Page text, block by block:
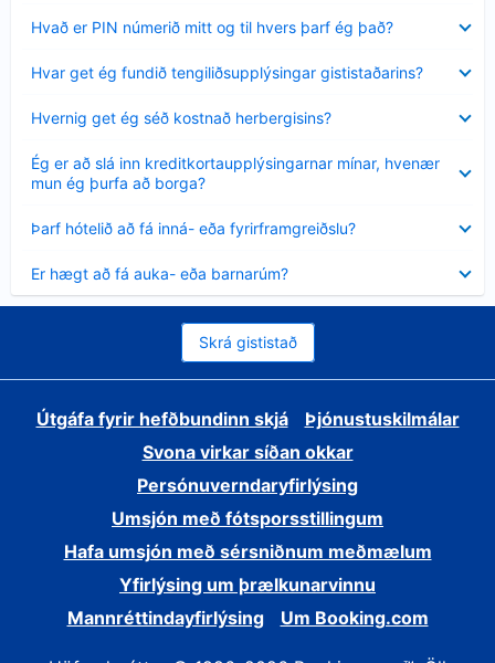
Hvað er PIN númerið mitt og til hvers þarf ég það?
sýnt
Hvar get ég fundið tengiliðsupplýsingar gististaðarins?
sýnt
Hvernig get ég séð kostnað herbergisins?
sýnt
Ég er að slá inn kreditkortaupplýsingarnar mínar, hvenær
mun ég þurfa að borga?
Minna
sýnt
Þarf hótelið að fá inná- eða fyrirframgreiðslu?
sýnt
Er hægt að fá auka- eða barnarúm?
sýnt
Skrá gististað
Útgáfa fyrir hefðbundinn skjá
Þjónustuskilmálar
Svona virkar síðan okkar
Persónuverndaryfirlýsing
Umsjón með fótsporsstillingum
Hafa umsjón með sérsniðnum meðmælum
Yfirlýsing um þrælkunarvinnu
Mannréttindayfirlýsing
Um Booking.com